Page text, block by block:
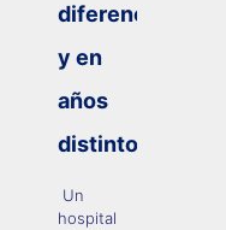
diferencia
y en
años
distintos
Un
hospital